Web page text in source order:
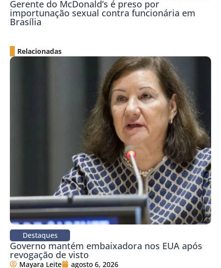
Gerente do McDonald’s é preso por
importunação sexual contra funcionária em
Brasília
Relacionadas
Destaques
Governo mantém embaixadora nos EUA após
revogação de visto
Mayara Leite agosto 6, 2026